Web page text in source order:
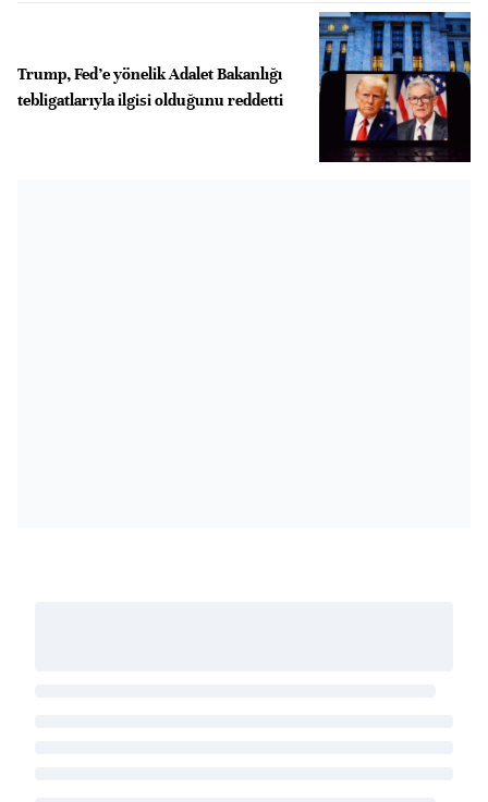
Trump, Fed’e yönelik Adalet Bakanlığı
tebligatlarıyla ilgisi olduğunu reddetti